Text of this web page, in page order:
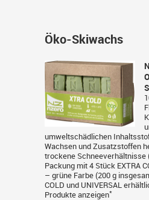
Öko-Skiwachs
umweltschädlichen
Wachsen und Zusatzstoffen
trockene Schneeverhältnisse
Packung mit 4 Stück EXTRA
– grüne Farbe (200 g
COLD und UNIVERSAL
Produkte anzeigen*